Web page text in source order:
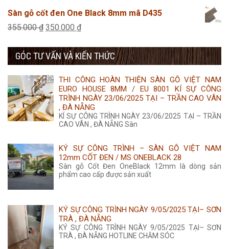
285.000 ₫.
gốc
là:
hiện
tại
265.000 ₫.
Sàn gỗ cốt đen One Black 8mm mã D435
355.000₫ Giá
là:
350.000 ₫Giá
tại
350.000 ₫.
GÓC TƯ VẤN VÀ KIẾN THỨC
THI CÔNG HOÀN THIỆN SÀN GỖ VIỆT NAM
EURO HOUSE 8MM / EU 8001 KÍ SỰ CÔNG
TRÌNH NGÀY 23/06/2025 TẠI – TRẦN CAO VÂN
, ĐÀ NẴNG
KÍ SỰ CÔNG TRÌNH NGÀY 23/06/2025 TẠI – TRẦN
CAO VÂN , ĐÀ NẴNG Sàn
KÝ SỰ CÔNG TRÌNH – SÀN GỖ VIỆT NAM
12mm CỐT ĐEN / MS ONEBLACK 28
Sàn gỗ Cốt Đen OneBlack 12mm là dòng sản
phẩm cao cấp được sản xuất
KÝ SỰ CÔNG TRÌNH NGÀY 9/05/2025 TẠI– SƠN
TRÀ , ĐÀ NẴNG
KÝ SỰ CÔNG TRÌNH NGÀY 9/05/2025 TẠI– SƠN
TRÀ , ĐÀ NẴNG HOTLINE CHĂM SÓC